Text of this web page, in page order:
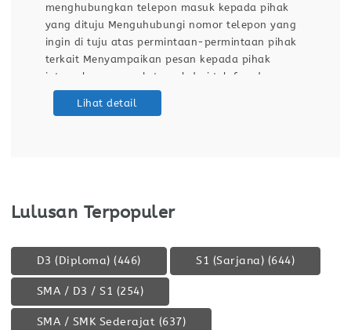
menghubungkan telepon masuk kepada pihak
yang dituju Menguhubungi nomor telepon yang
ingin di tuju atas permintaan-permintaan pihak
terkait Menyampaikan pesan kepada pihak
internal maupun eksternal dari telefon dan
mencatat yang perlu disampaikan Menerima
kedatangan tamu-tamu dengan ramah dengan
Lihat detail
Lulusan Terpopuler
D3 (Diploma) (446) S1 (Sarjana) (644)
SMA / D3 / S1 (254)
SMA / SMK Sederajat (637)